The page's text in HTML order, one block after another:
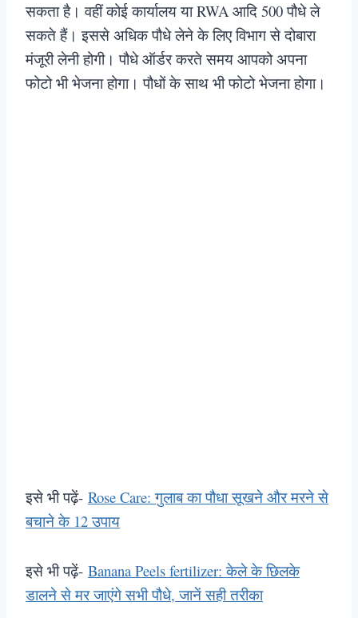
सकता है। वहीं कोई कार्यालय या RWA आदि 500 पौधे ले
सकते हैं। इससे अधिक पौधे लेने के लिए विभाग से दोबारा
मंजूरी लेनी होगी। पौधे ऑर्डर करते समय आपको अपना
फोटो भी भेजना होगा। पौधों के साथ भी फोटो भेजना होगा।
इसे भी पढ़ें- Rose Care: गुलाब का पौधा सूखने और मरने से
बचाने के 12 उपाय
इसे भी पढ़ें- Banana Peels fertilizer: केले के छिलके
डालने से मर जाएंगे सभी पौधे, जानें सही तरीका